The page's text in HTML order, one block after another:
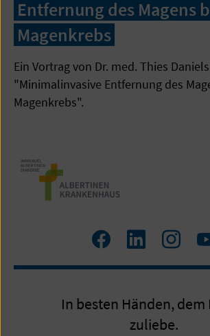
Entfernung des Magens
Magenkrebs
Ein Vortrag von Dr. med. Thies
"Minimalinvasive Entfernung des
Magenkrebs".
Facebook
LinkedIn
In besten Händen, dem
zuliebe.